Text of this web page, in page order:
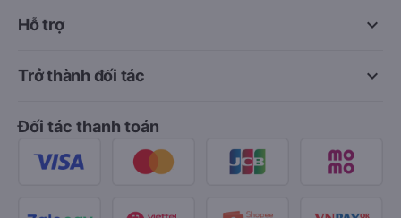
keyboard_arrow_down
Hỗ trợ
keyboard_arrow_down
Trở thành đối tác
Đối tác thanh toán